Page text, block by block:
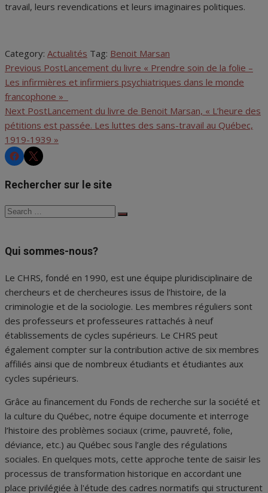
travail, leurs revendications et leurs imaginaires politiques.
Category: Actualités Tag: Benoit Marsan
Navigation
de
l'article
Previous PostLancement du livre « Prendre soin de la folie –
Les infirmières et infirmiers psychiatriques dans le monde
francophone »
Next PostLancement du livre de Benoit Marsan, « L’heure des
pétitions est passée. Les luttes des sans-travail au Québec,
1919-1939 »
CHRSCHRS
Rechercher sur le site
Search
Search
Qui sommes-nous?
Le CHRS, fondé en 1990, est une équipe pluridisciplinaire de
chercheurs et de chercheures issus de l’histoire, de la
criminologie et de la sociologie. Les membres réguliers sont
des professeurs et professeures rattachés à neuf
établissements de cycles supérieurs. Le CHRS peut
également compter sur la contribution active de six membres
affiliés ainsi que de nombreux étudiants et étudiantes aux
cycles supérieurs.
Grâce au financement du Fonds de recherche sur la société et
la culture du Québec, notre équipe documente et interroge
l’histoire des problèmes sociaux (crime, pauvreté, folie,
déviance, etc.) au Québec sous l’angle des régulations
sociales. En quelques mots, cette approche tente de saisir les
processus de transformation historique en accordant une
place privilégiée à l'étude des cadres normatifs qui structurent